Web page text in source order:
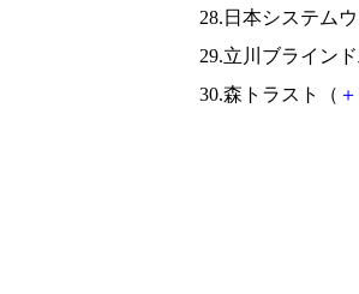
28.日本システム
29.立川ブライン
30.森トラスト（ ＋